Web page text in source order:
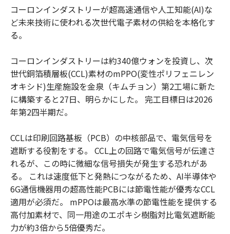
コーロンインダストリーが超高速通信や人工知能(AI)な
ど未来技術に使われる次世代電子素材の供給を本格化す
る。
コーロンインダストリーは約340億ウォンを投資し、次
世代銅箔積層板(CCL)素材のmPPO(変性ポリフェニレン
オキシド)生産施設を金泉（キムチョン）第2工場に新た
に構築すると27日、明らかにした。 完工目標日は2026
年第2四半期だ。
CCLは印刷回路基板（PCB）の中核部品で、電気信号を
遮断する役割をする。 CCL上の回路で電気信号が伝達さ
れるが、この時に微細な信号損失が発生する恐れがあ
る。 これは速度低下と発熱につながるため、AI半導体や
6G通信機器用の超高性能PCBには節電性能が優秀なCCL
適用が必須だ。 mPPOは最高水準の節電性能を提供する
高付加素材で、同一用途のエポキシ樹脂対比電気遮断能
力が約3倍から5倍優秀だ。